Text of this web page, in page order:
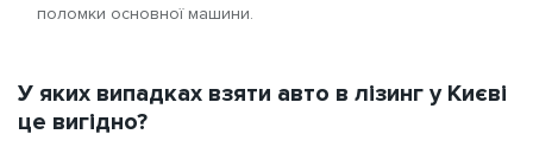
поломки основної машини.
У яких випадках взяти авто в лізинг у Києві
це вигідно?